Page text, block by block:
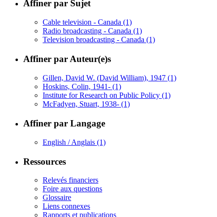
Affiner par Sujet
Cable television - Canada (1)
Radio broadcasting - Canada (1)
Television broadcasting - Canada (1)
Affiner par Auteur(e)s
Gillen, David W. (David William), 1947 (1)
Hoskins, Colin, 1941- (1)
Institute for Research on Public Policy (1)
McFadyen, Stuart, 1938- (1)
Affiner par Langage
English / Anglais (1)
Ressources
Relevés financiers
Foire aux questions
Glossaire
Liens connexes
Rapports et publications